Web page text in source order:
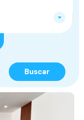
Buscar